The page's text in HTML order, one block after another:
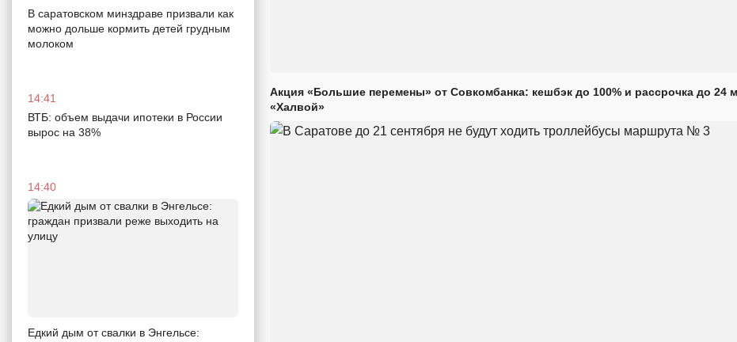
В саратовском минздраве призвали как
можно дольше кормить детей грудным
молоком
14:41
ВТБ: объем выдачи ипотеки в России
вырос на 38%
14:40
Едкий дым от свалки в Энгельсе:
Акция «Большие перемены» от Совкомбанка: кешбэк до 100% и рассрочка до 24
«Халвой»